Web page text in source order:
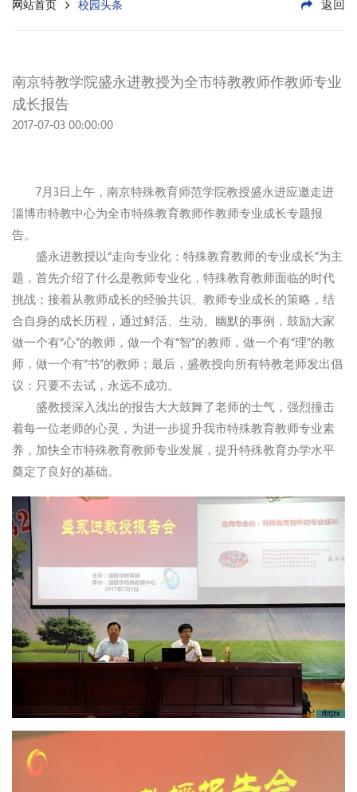
网站首页 校园头条 返回
南京特教学院盛永进教授为全市特教教师作教师专业
成长报告
2017-07-03 00:00:00
7月3日上午，南京特殊教育师范学院教授盛永进应邀走进
淄博市特教中心为全市特殊教育教师作教师专业成长专题报
告。
盛永进教授以“走向专业化：特殊教育教师的专业成长”为主
题，首先介绍了什么是教师专业化，特殊教育教师面临的时代
挑战；接着从教师成长的经验共识、教师专业成长的策略，结
合自身的成长历程，通过鲜活、生动、幽默的事例，鼓励大家
做一个有“心”的教师，做一个有“智”的教师，做一个有“理”的教
师，做一个有“书”的教师；最后，盛教授向所有特教老师发出倡
议：只要不去试，永远不成功。
盛教授深入浅出的报告大大鼓舞了老师的士气，强烈撞击
着每一位老师的心灵，为进一步提升我市特殊教育教师专业素
养，加快全市特殊教育教师专业发展，提升特殊教育办学水平
奠定了良好的基础。